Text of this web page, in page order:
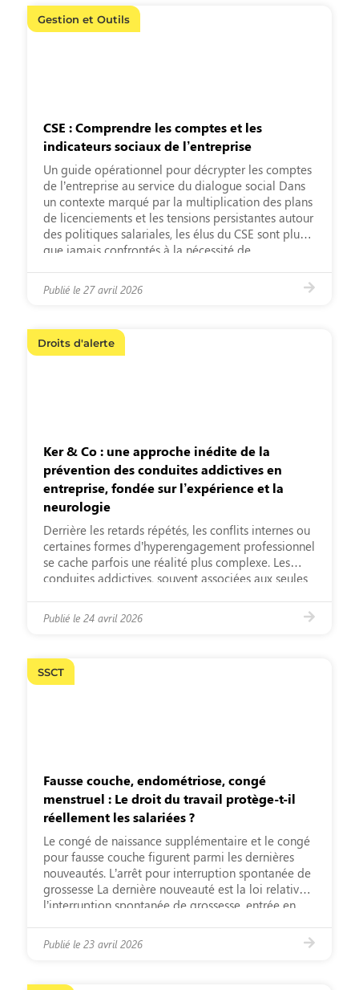
Gestion et Outils
CSE : Comprendre les comptes et les
indicateurs sociaux de l’entreprise
Un guide opérationnel pour décrypter les comptes
de l’entreprise au service du dialogue social Dans
un contexte marqué par la multiplication des plans
de licenciements et les tensions persistantes autour
des politiques salariales, les élus du CSE sont plus
que jamais confrontés à la nécessité de
Publié le 27 avril 2026
Droits d'alerte
Ker & Co : une approche inédite de la
prévention des conduites addictives en
entreprise, fondée sur l’expérience et la
neurologie
Derrière les retards répétés, les conflits internes ou
certaines formes d’hyperengagement professionnel
se cache parfois une réalité plus complexe. Les
conduites addictives, souvent associées aux seules
travail excessif, besoin de contrôle, perfectionnisme
ou comportements d’évitement. Ces mécanismes,
d’un choix individuel, […]
Publié le 24 avril 2026
SSCT
Fausse couche, endométriose, congé
menstruel : Le droit du travail protège-t-il
réellement les salariées ?
Le congé de naissance supplémentaire et le congé
pour fausse couche figurent parmi les dernières
nouveautés. L’arrêt pour interruption spontanée de
grossesse La dernière nouveauté est la loi relative à
l’interruption spontanée de grossesse, ­entrée en
oubli majeur et dommageable de la législation :
seules les salariées […]
Publié le 23 avril 2026